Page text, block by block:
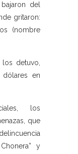
del
gritaron:
(nombre
detuvo,
en
los
que
y